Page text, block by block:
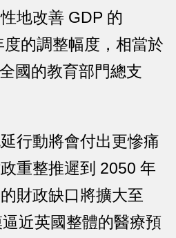
地改善 GDP 的
的調整幅度，相當於
國的教育部門總支
行動將會付出更慘痛
重整推遲到 2050 年
財政缺口將擴大至
近英國整體的醫療預